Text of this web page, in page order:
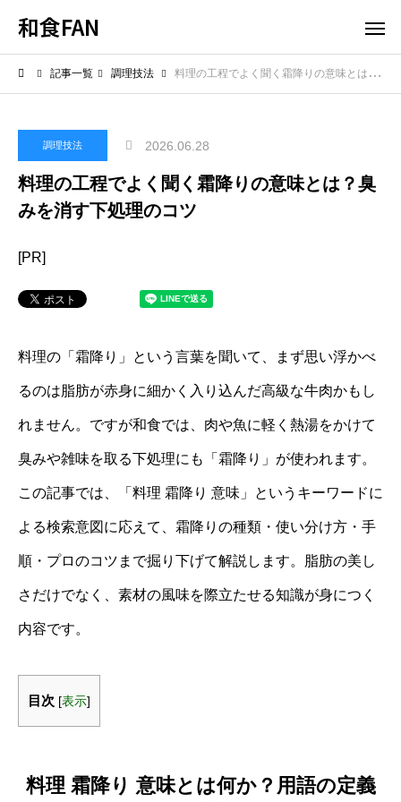
和食FAN
記事一覧 調理技法 料理の工程でよく聞く霜降りの意味とは？臭みを消す下処理のコツ
調理技法 2026.06.28
料理の工程でよく聞く霜降りの意味とは？臭
みを消す下処理のコツ
[PR]
料理の「霜降り」という言葉を聞いて、まず思い浮かべ
るのは脂肪が赤身に細かく入り込んだ高級な牛肉かもし
れません。ですが和食では、肉や魚に軽く熱湯をかけて
臭みや雑味を取る下処理にも「霜降り」が使われます。
この記事では、「料理 霜降り 意味」というキーワードに
よる検索意図に応えて、霜降りの種類・使い分け方・手
順・プロのコツまで掘り下げて解説します。脂肪の美し
さだけでなく、素材の風味を際立たせる知識が身につく
内容です。
目次 [表示]
料理 霜降り 意味とは何か？用語の定義